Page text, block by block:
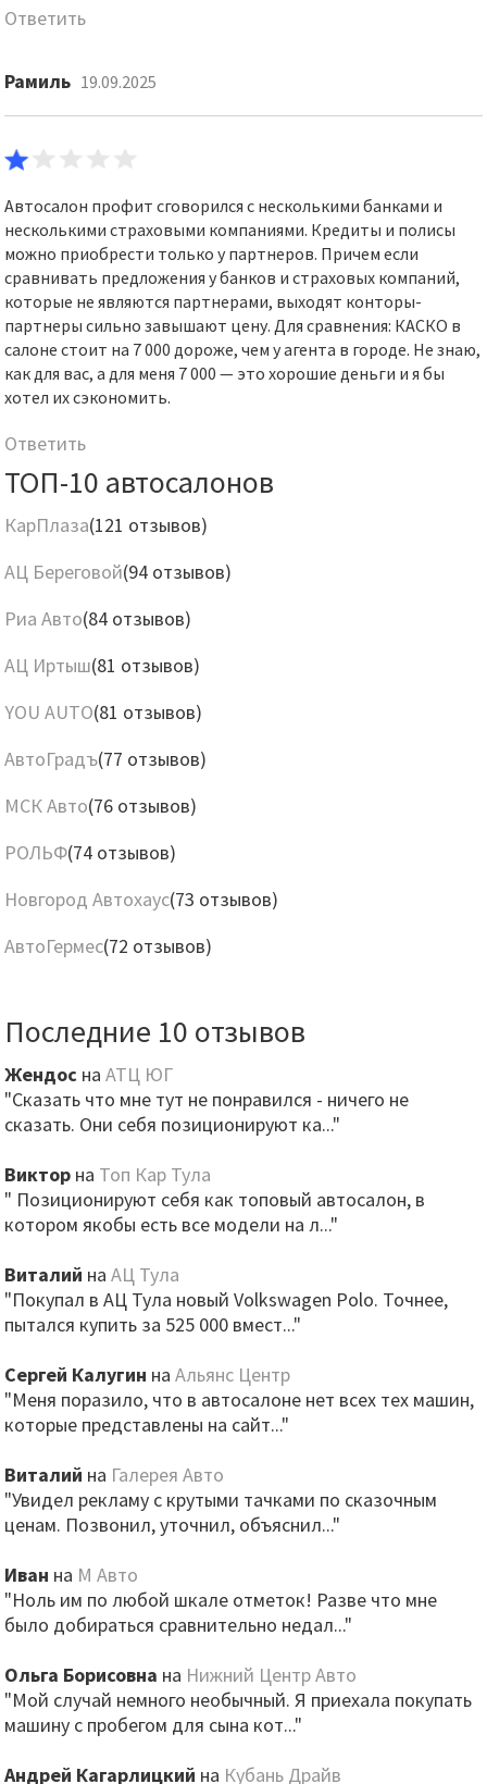
Ответить
Рамиль 19.09.2025
Автосалон профит сговорился с несколькими банками и
несколькими страховыми компаниями. Кредиты и полисы
можно приобрести только у партнеров. Причем если
сравнивать предложения у банков и страховых компаний,
которые не являются партнерами, выходят конторы-
партнеры сильно завышают цену. Для сравнения: КАСКО в
салоне стоит на 7 000 дороже, чем у агента в городе. Не знаю,
как для вас, а для меня 7 000 — это хорошие деньги и я бы
хотел их сэкономить.
Ответить
ТОП-10 автосалонов
КарПлаза(121 отзывов)
АЦ Береговой(94 отзывов)
Риа Авто(84 отзывов)
АЦ Иртыш(81 отзывов)
YOU AUTO(81 отзывов)
АвтоГрадъ(77 отзывов)
МСК Авто(76 отзывов)
РОЛЬФ(74 отзывов)
Новгород Автохаус(73 отзывов)
АвтоГермес(72 отзывов)
Последние 10 отзывов
Жендос наАТЦ ЮГ
"Сказать что мне тут не понравился - ничего не
сказать. Они себя позиционируют ка..."
Виктор на Топ Кар Тула
" Позиционируют себя как топовый автосалон, в
котором якобы есть все модели на л..."
Виталий наАЦ Тула
"Покупал в АЦ Тула новый Volkswagen Polo. Точнее,
пытался купить за 525 000 вмест..."
Сергей Калугин наАльянс Центр
"Меня поразило, что в автосалоне нет всех тех машин,
которые представлены на сайт..."
Виталий на Галерея Авто
"Увидел рекламу с крутыми тачками по сказочным
ценам. Позвонил, уточнил, объяснил..."
Иван на М Авто
"Ноль им по любой шкале отметок! Разве что мне
было добираться сравнительно недал..."
Ольга Борисовна на Нижний Центр Авто
"Мой случай немного необычный. Я приехала покупать
машину с пробегом для сына кот..."
Андрей Кагарлицкий на Кубань Драйв